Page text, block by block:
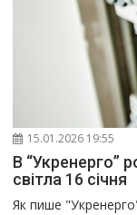
15.01.2026 19:55
В “Укренерго”
світла 16 січня
Як пише